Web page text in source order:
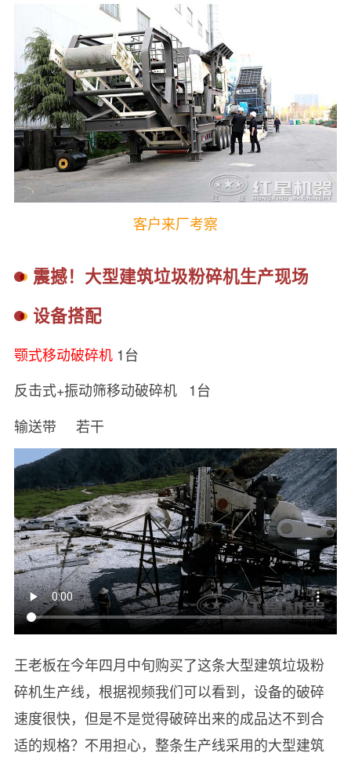
客户来厂考察
震撼！大型建筑垃圾粉碎机生产现场
设备搭配
颚式移动破碎机1台
反击式+振动筛移动破碎机 1台
输送带 若干
王老板在今年四月中旬购买了这条大型建筑垃圾粉
碎机生产线，根据视频我们可以看到，设备的破碎
速度很快，但是不是觉得破碎出来的成品达不到合
适的规格？不用担心，整条生产线采用的大型建筑